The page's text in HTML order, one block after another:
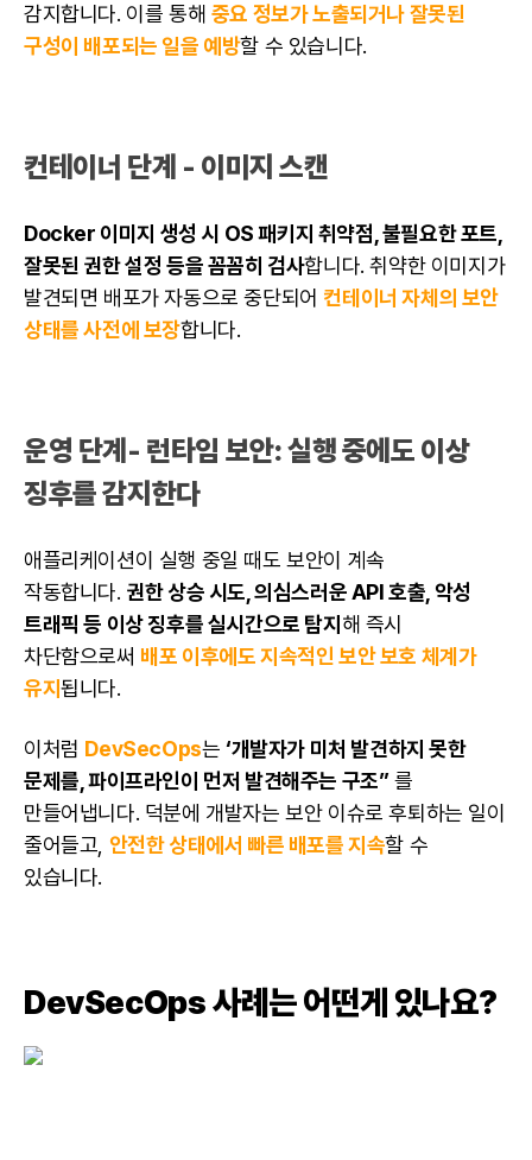
감지합니다. 이를 통해 중요 정보가 노출되거나 잘못된
구성이 배포되는 일을 예방할 수 있습니다.
컨테이너 단계 - 이미지 스캔
Docker 이미지 생성 시 OS 패키지 취약점, 불필요한 포트,
잘못된 권한 설정 등을 꼼꼼히 검사합니다. 취약한 이미지가
발견되면 배포가 자동으로 중단되어 컨테이너 자체의 보안
상태를 사전에 보장합니다.
운영 단계- 런타임 보안: 실행 중에도 이상
징후를 감지한다
애플리케이션이 실행 중일 때도 보안이 계속
작동합니다. 권한 상승 시도, 의심스러운 API 호출, 악성
트래픽 등 이상 징후를 실시간으로 탐지해 즉시
차단함으로써 배포 이후에도 지속적인 보안 보호 체계가
유지됩니다.
이처럼 DevSecOps는‘개발자가 미처 발견하지 못한
문제를, 파이프라인이 먼저 발견해주는 구조”를
만들어냅니다. 덕분에 개발자는 보안 이슈로 후퇴하는 일이
줄어들고, 안전한 상태에서 빠른 배포를 지속할 수
있습니다.
DevSecOps 사례는 어떤게 있나요?